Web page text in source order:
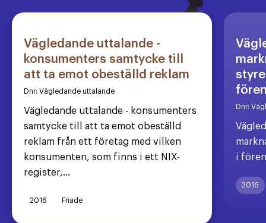
Vägledande uttalande -
konsumenters samtycke till
att ta emot obeställd reklam
Dnr: Vägledande uttalande
Vägledande uttalande - konsumenters
samtycke till att ta emot obeställd
reklam från ett företag med vilken
konsumenten, som finns i ett NIX-
register,...
2016 Friade
Dnr:
i
2016